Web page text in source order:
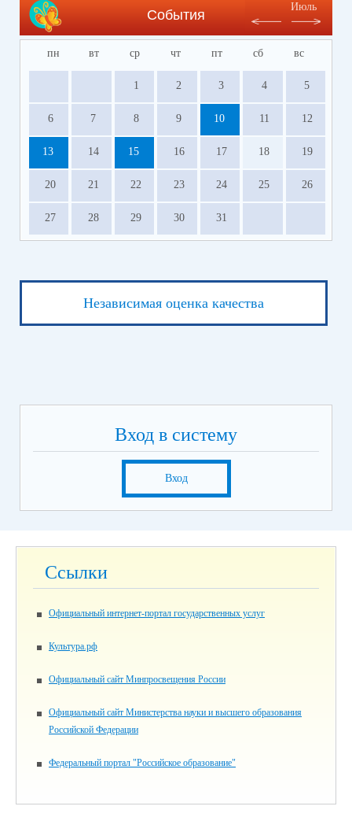
События
Июль
пн вт ср чт пт сб вс
1 2 3 4 5
6 7 8 9 10 11 12
13 14 15 16 17 18 19
20 21 22 23 24 25 26
27 28 29 30 31
Независимая оценка качества
Вход в систему
Вход
Ссылки
Официальный интернет-портал государственных услуг
Культура.рф
Официальный сайт Минпросвещения России
Официальный сайт Министерства науки и высшего образования
Российской Федерации
Федеральный портал "Российское образование"